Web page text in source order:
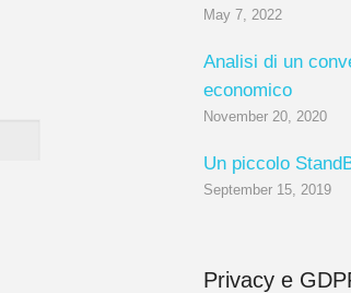
May 7, 2022
Analisi di un
economico
November 20, 2020
Un piccolo
September 15, 2019
Privacy e